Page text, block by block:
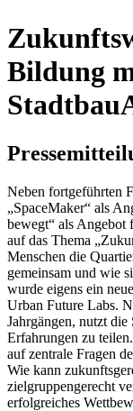
Bildung
Neben fortgeführten
„SpaceMaker“ als
bewegt“ als Angebot
auf das Thema
Menschen die
gemeinsam und wie
wurde eigens ein
Urban Future Labs.
Jahrgängen, nutzt
Erfahrungen zu
auf zentrale Fragen
Wie kann
zielgruppengerecht
erfolgreiches